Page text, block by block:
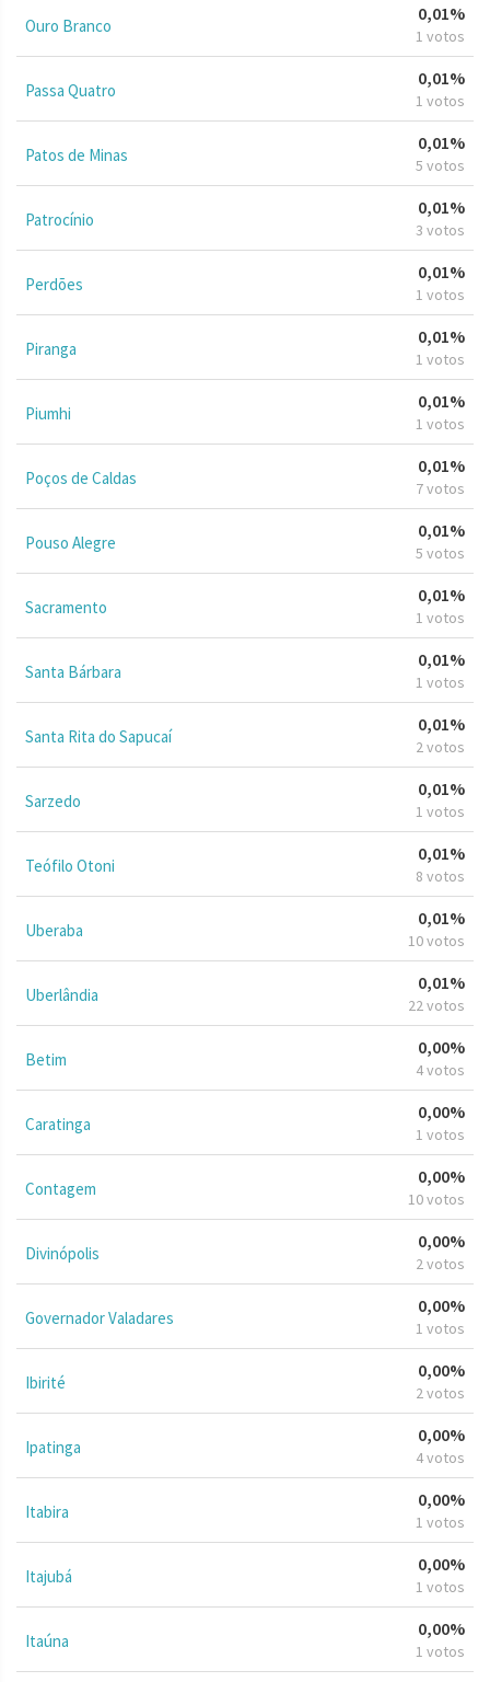
Ouro Branco
0,01%
1 votos
Passa Quatro
0,01%
1 votos
Patos de Minas
0,01%
5 votos
Patrocínio
0,01%
3 votos
Perdões
0,01%
1 votos
Piranga
0,01%
1 votos
Piumhi
0,01%
1 votos
Poços de Caldas
0,01%
7 votos
Pouso Alegre
0,01%
5 votos
Sacramento
0,01%
1 votos
Santa Bárbara
0,01%
1 votos
Santa Rita do Sapucaí
0,01%
2 votos
Sarzedo
0,01%
1 votos
Teófilo Otoni
0,01%
8 votos
Uberaba
0,01%
10 votos
Uberlândia
0,01%
22 votos
Betim
0,00%
4 votos
Caratinga
0,00%
1 votos
Contagem
0,00%
10 votos
Divinópolis
0,00%
2 votos
Governador Valadares
0,00%
1 votos
Ibirité
0,00%
2 votos
Ipatinga
0,00%
4 votos
Itabira
0,00%
1 votos
Itajubá
0,00%
1 votos
Itaúna
0,00%
1 votos